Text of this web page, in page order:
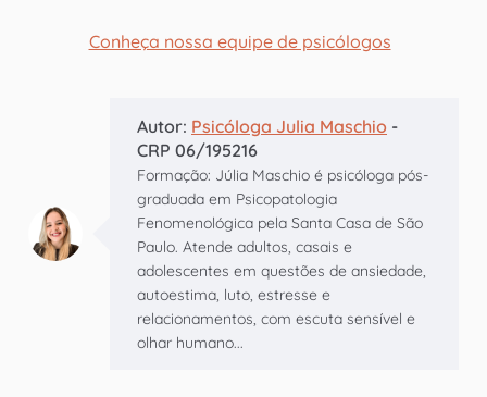
Conheça nossa equipe de psicólogos
Autor: Psicóloga Julia Maschio -
CRP 06/195216
Formação: Júlia Maschio é psicóloga pós-
graduada em Psicopatologia
Fenomenológica pela Santa Casa de São
Paulo. Atende adultos, casais e
adolescentes em questões de ansiedade,
autoestima, luto, estresse e
relacionamentos, com escuta sensível e
olhar humano...